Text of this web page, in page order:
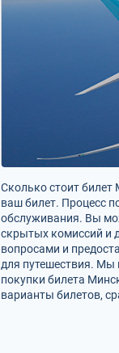
Сколько стоит билет
ваш билет. Процесс
обслуживания. Вы
скрытых комиссий и
вопросами и
для путешествия. Мы
покупки билета
варианты билетов,